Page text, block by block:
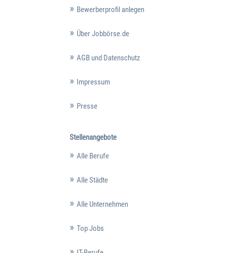
Bewerberprofil anlegen
Über Jobbörse.de
AGB und Datenschutz
Impressum
Presse
Stellenangebote
Alle Berufe
Alle Städte
Alle Unternehmen
Top Jobs